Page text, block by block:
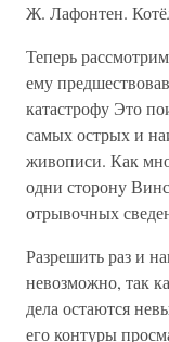
Ж. Лафонтен.
Теперь
ему
катастрофу Это
самых острых и
живописи. Как
одни сторону
отрывочных
Разрешить раз и
невозможно, так
дела остаются
его контуры